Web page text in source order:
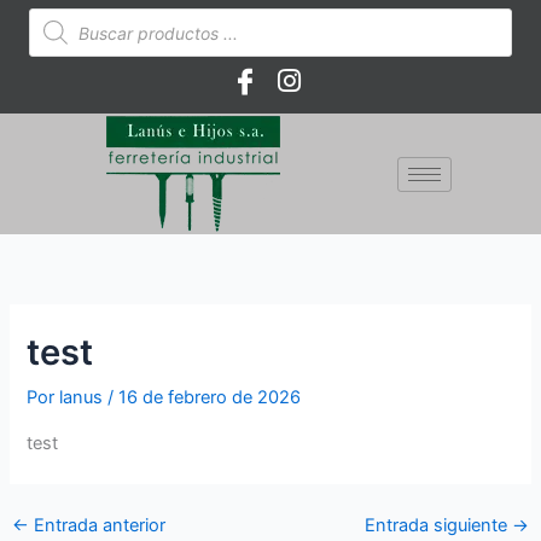
Búsqueda
de
productos
test
Por lanus/16 de febrero de 2026
test
← Entrada anterior Entrada siguiente →